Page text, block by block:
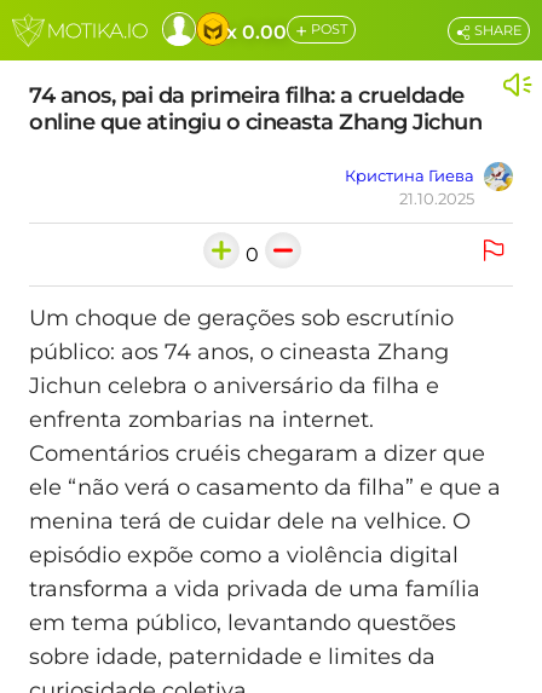
x 0.00 + POST
74 anos, pai da primeira filha: a crueldade
online que atingiu o cineasta Zhang Jichun
Кристина Гиева
21.10.2025
SHARE
0
Um choque de gerações sob escrutínio
público: aos 74 anos, o cineasta Zhang
Jichun celebra o aniversário da filha e
enfrenta zombarias na internet.
Comentários cruéis chegaram a dizer que
ele “não verá o casamento da filha” e que a
menina terá de cuidar dele na velhice. O
episódio expõe como a violência digital
transforma a vida privada de uma família
em tema público, levantando questões
sobre idade, paternidade e limites da